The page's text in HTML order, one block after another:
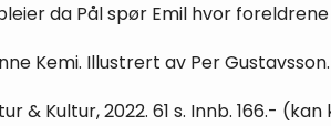
da Pål spør Emil hvor
Kemi. Illustrert av Per
& Kultur, 2022. 61 s. Innb. 166.-